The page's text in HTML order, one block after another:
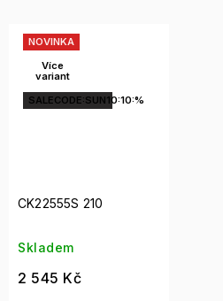
NOVINKA
Více
variant
SALECODE:SUN10:10:%
CK22555S 210
Skladem
2 545 Kč